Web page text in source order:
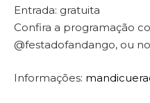
Entrada: gratuita
Confira a programação
@festadofandango, ou
Informações: